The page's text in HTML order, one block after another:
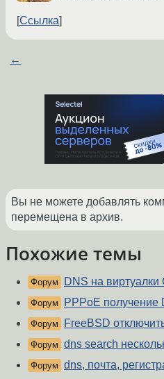
Ссылка
←
Вы не можете добавлять
перемещена в архив.
Похожие темы
Форум DNS на виртуалки
Форум PPPoE получение
Форум FreeBSD
Форум dns search
Форум dns, почта,